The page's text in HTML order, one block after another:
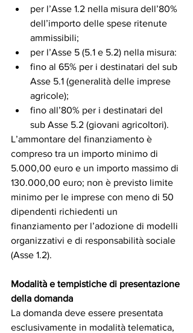
per l’Asse 1.2 nella misura dell’80%
dell’importo delle spese ritenute
ammissibili;
per l’Asse 5 (5.1 e 5.2) nella misura:
fino al 65% per i destinatari del sub
Asse 5.1 (generalità delle imprese
agricole);
fino all’80% per i destinatari del
sub Asse 5.2 (giovani agricoltori).
L’ammontare del finanziamento è
compreso tra un importo minimo di
5.000,00 euro e un importo massimo di
130.000,00 euro; non è previsto limite
minimo per le imprese con meno di 50
dipendenti richiedenti un
finanziamento per l’adozione di modelli
organizzativi e di responsabilità sociale
(Asse 1.2).
Modalità e tempistiche di presentazione
della domanda
La domanda deve essere presentata
esclusivamente in modalità telematica,